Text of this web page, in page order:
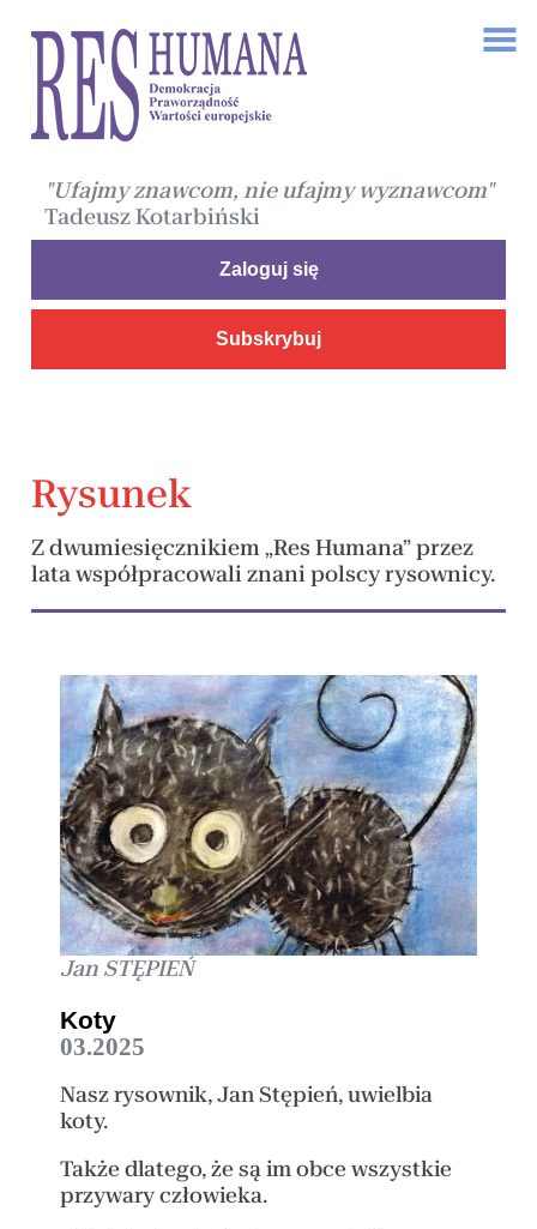
"Ufajmy znawcom, nie ufajmy wyznawcom"
Tadeusz Kotarbiński
Zaloguj się
Subskrybuj
Rysunek
Z dwumiesięcznikiem „Res Humana” przez
lata współpracowali znani polscy rysownicy.
Jan STĘPIEŃ
Koty
03.2025
Nasz rysownik, Jan Stępień, uwielbia
koty.
Także dlatego, że są im obce wszystkie
przywary człowieka.